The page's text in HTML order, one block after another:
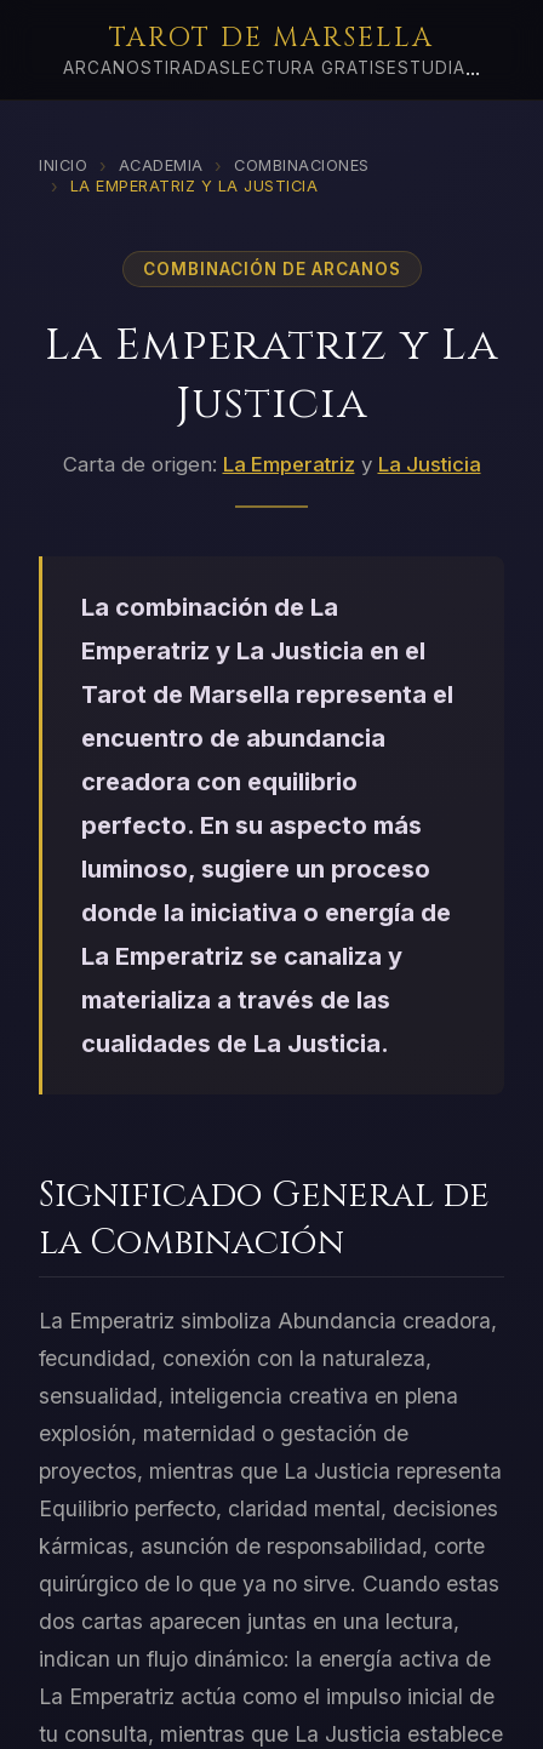
TAROT DE MARSELLA
ARCANOSTIRADAS LECTURA GRATIS ESTUDIA...
INICIO › ACADEMIA › COMBINACIONES
› LA EMPERATRIZ Y LA JUSTICIA
COMBINACIÓN DE ARCANOS
La Emperatriz y La
Justicia
Carta de origen: La Emperatriz y La Justicia
La combinación de La
Emperatriz y La Justicia en el
Tarot de Marsella representa el
encuentro de abundancia
creadora con equilibrio
perfecto. En su aspecto más
luminoso, sugiere un proceso
donde la iniciativa o energía de
La Emperatriz se canaliza y
materializa a través de las
cualidades de La Justicia.
Significado General de
la Combinación
La Emperatriz simboliza Abundancia creadora,
fecundidad, conexión con la naturaleza,
sensualidad, inteligencia creativa en plena
explosión, maternidad o gestación de
proyectos, mientras que La Justicia representa
Equilibrio perfecto, claridad mental, decisiones
kármicas, asunción de responsabilidad, corte
quirúrgico de lo que ya no sirve. Cuando estas
dos cartas aparecen juntas en una lectura,
indican un flujo dinámico: la energía activa de
La Emperatriz actúa como el impulso inicial de
tu consulta, mientras que La Justicia establece